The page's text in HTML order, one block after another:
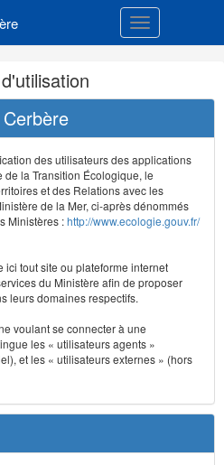
Toggle
des utilisateurs des applications
la Transition Écologique, le
et des Relations avec les
de la Mer, ci-après dénommés
Ministères :http://www.ecologie.gouv.fr/
tout site ou plateforme internet
du Ministère afin de proposer
leurs domaines respectifs.
voulant se connecter à une
les « utilisateurs agents »
et les « utilisateurs externes » (hors